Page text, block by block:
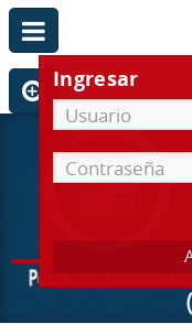
Ingresar